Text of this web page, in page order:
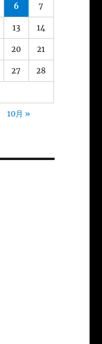
6 7
13 14
20 21
27 28
10月 »